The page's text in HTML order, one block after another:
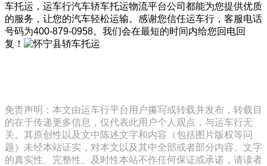
车托运，运车行汽车轿车托运物流平台公司都能为您提供优质
的服务，让您的汽车轻松运输。感谢您信任运车行，客服电话
号码为400-879-0958。我们会在最短的时间内给您回电回
复！
免责声明：本文由运车行平台用户攥写或转载并发布，转载目
的在于传递更多信息，仅代表此用户个人观点，与运车行无
关。其原创性以及文中陈述文字和内容（包括图片版权等问
题）未经本站证实，对本文以及其中全部或者部分内容、文字
的真实性、完整性、及时性本站不作任何保证或承诺，请读者